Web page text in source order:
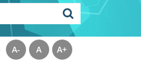
A- A A+